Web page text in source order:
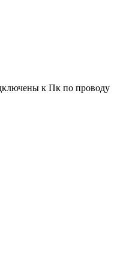
к Пк по проводу